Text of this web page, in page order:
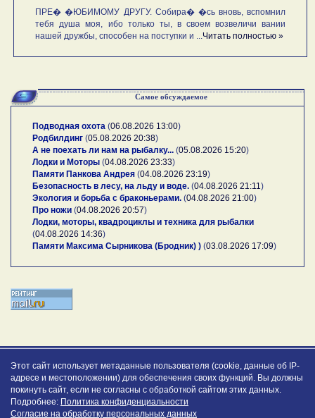
ПРЕ� �ЮБИМОМУ ДРУГУ. Собира� �сь вновь, вспомнил
тебя душа моя, ибо только ты, в своем возвеличи вании
нашей дружбы, способен на поступки и ... Читать полностью »
Самое обсуждаемое
Подводная охота (06.08.2026 13:00)
Родбилдинг (05.08.2026 20:38)
А не поехать ли нам на рыбалку... (05.08.2026 15:20)
Лодки и Моторы (04.08.2026 23:33)
Памяти Панкова Андрея (04.08.2026 23:19)
Безопасность в лесу, на льду и воде. (04.08.2026 21:11 )
Экология и борьба с браконьерами. (04.08.2026 21:00)
Про ножи (04.08.2026 20:57)
Лодки, моторы, квадроциклы и техника для рыбалки
(04.08.2026 14:36)
Памяти Максима Сырникова (Бродник) ) (03.08.2026 17:09)
Этот сайт использует метаданные пользователя (cookie, данные об IP-
адресе и местоположении) для обеспечения своих функций. Вы должны
покинуть сайт, если не согласны с обработкой сайтом этих данных.
Подробнее: Политика конфиденциальности
Согласие на обработку персональных данных